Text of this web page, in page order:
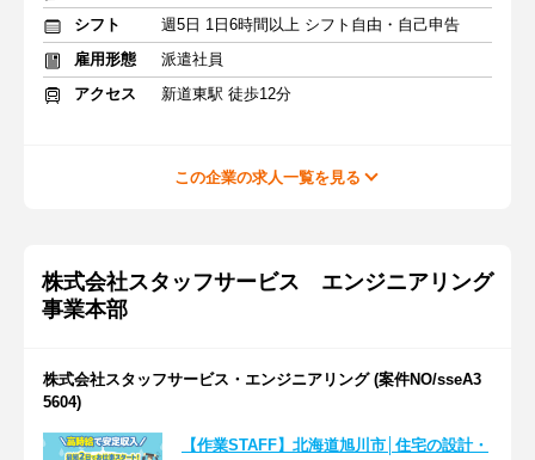
シフト
週5日 1日6時間以上 シフト自由・自己申告
雇用形態
派遣社員
アクセス
新道東駅 徒歩12分
この企業の求人一覧を見る
株式会社スタッフサービス エンジニアリング
事業本部
株式会社スタッフサービス・エンジニアリング (案件NO/sseA3
5604)
【作業STAFF】北海道旭川市│住宅の設計・